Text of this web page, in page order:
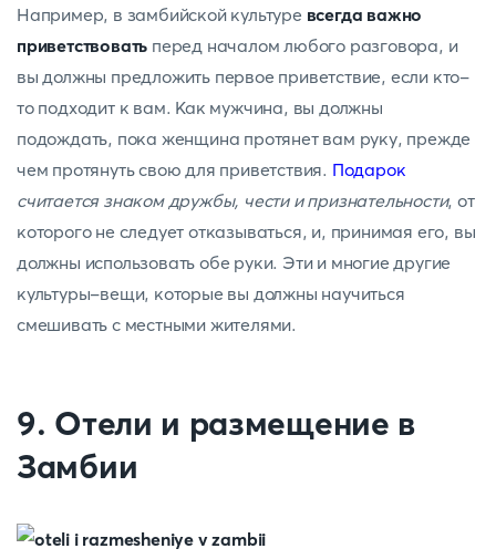
Например, в замбийской культуре всегда важно
приветствовать перед началом любого разговора, и
вы должны предложить первое приветствие, если кто-
то подходит к вам. Как мужчина, вы должны
подождать, пока женщина протянет вам руку, прежде
чем протянуть свою для приветствия. Подарок
считается знаком дружбы, чести и признательности, от
которого не следует отказываться, и, принимая его, вы
должны использовать обе руки. Эти и многие другие
культуры-вещи, которые вы должны научиться
смешивать с местными жителями.
9. Отели и размещение в
Замбии